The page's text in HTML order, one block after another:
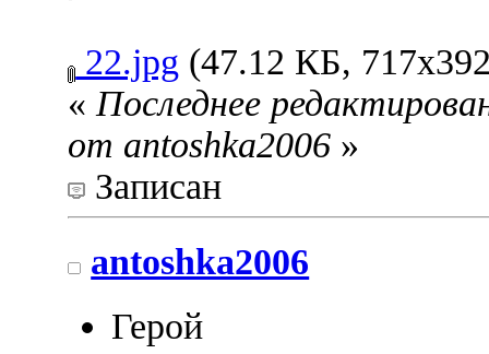
22.jpg (47.12 КБ,
« Последнее
от antoshka2006 »
Записан
antoshka2006
Герой